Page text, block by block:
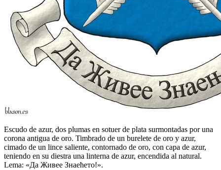
Escudo de azur, dos plumas en sotuer de plata surmontadas por una
corona antigua de oro. Timbrado de un burelete de oro y azur,
cimado de un lince saliente, contornado de oro, con capa de azur,
teniendo en su diestra una linterna de azur, encendida al natural.
Lema: «Да Живее Знаећето!».